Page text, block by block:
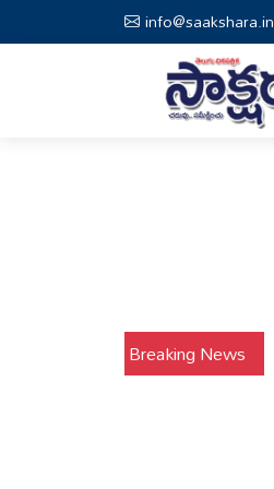
info@saakshara.in
Breaking News